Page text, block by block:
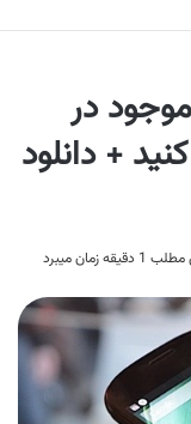
در
+ دانلود
زمان میبرد